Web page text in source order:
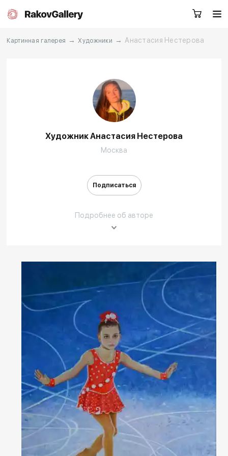
Художники
Услуги
Контакты
baget
special
Картинная галерея → Художники → Анастасия Нестерова
Художник Анастасия Нестерова
Москва
Подписаться
Подробнее об авторе
Родилась 13 октября 1988 года в Краснодаре. С 2004 по 2009 год
училась в Краснодарском Художественном Училище (КХУ) на
факультете станковая живопись, защитила диплом «Старый
чердак». Квалификация: художник-живописец, преподаватель по
специальности: Живопись. С 2009 по 2015 год училась в
Московском государственном академическом художественном
институте имени В. И. Сурикова на факультете живописи в
мастерской профессора В. М. Сидорова. С 2015 года Анастасия
Нестерова состоит в Московском Союзе Художников. С 2016 года -
в Союзе Художников России.
Работы хранятся в частных коллекциях России, Великобритании,
Швейцарии, Италии, Франции, США, Китая.
С 2011 года постоянный участник выставок, проводимых
Читать далее
Комментарий искусствоведа